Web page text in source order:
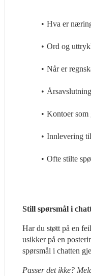
Hva er
Ord og
Når er
Kontoer
Innlevering
Ofte stilte
Still spørsmål i
Har du støtt på en
usikker på en
spørsmål i chatten
Passer det ikke?